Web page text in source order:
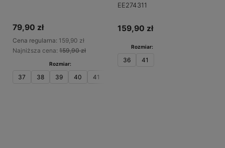
79,90 zł
Cena regularna: 159,90 zł
Najniższa cena: 159,90 zł
Rozmiar:
37 38 39 40 41
EE274311
159,90 zł
Rozmiar:
36 41